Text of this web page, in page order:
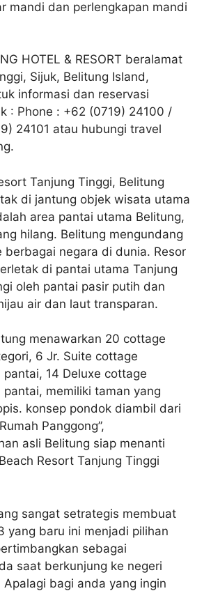
mandi dan perlengkapan mandi
HOTEL & RESORT beralamat
Sijuk, Belitung Island,
informasi dan reservasi
: Phone : +62 (0719) 24100 /
24101 atau hubungi travel
Tanjung Tinggi, Belitung
di jantung objek wisata utama
area pantai utama Belitung,
hilang. Belitung mengundang
berbagai negara di dunia. Resor
di pantai utama Tanjung
oleh pantai pasir putih dan
air dan laut transparan.
menawarkan 20 cottage
6 Jr. Suite cottage
pantai, 14 Deluxe cottage
pantai, memiliki taman yang
konsep pondok diambil dari
Panggong”,
asli Belitung siap menanti
Resort Tanjung Tinggi
sangat setrategis membuat
yang baru ini menjadi pilihan
sebagai
saat berkunjung ke negeri
Apalagi bagi anda yang ingin